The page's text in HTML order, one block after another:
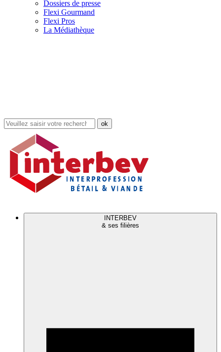
Dossiers de presse
Flexi Gourmand
Flexi Pros
La Médiathèque
Rechercher
dans
site
INTERBEV
& ses filières